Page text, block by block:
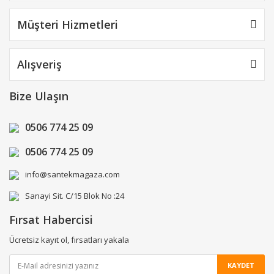
Müşteri Hizmetleri
Alışveriş
Bize Ulaşın
0506 774 25 09
0506 774 25 09
info@santekmagaza.com
Sanayi Sit. C/15 Blok No :24
Fırsat Habercisi
Ücretsiz kayıt ol, fırsatları yakala
KAYDET